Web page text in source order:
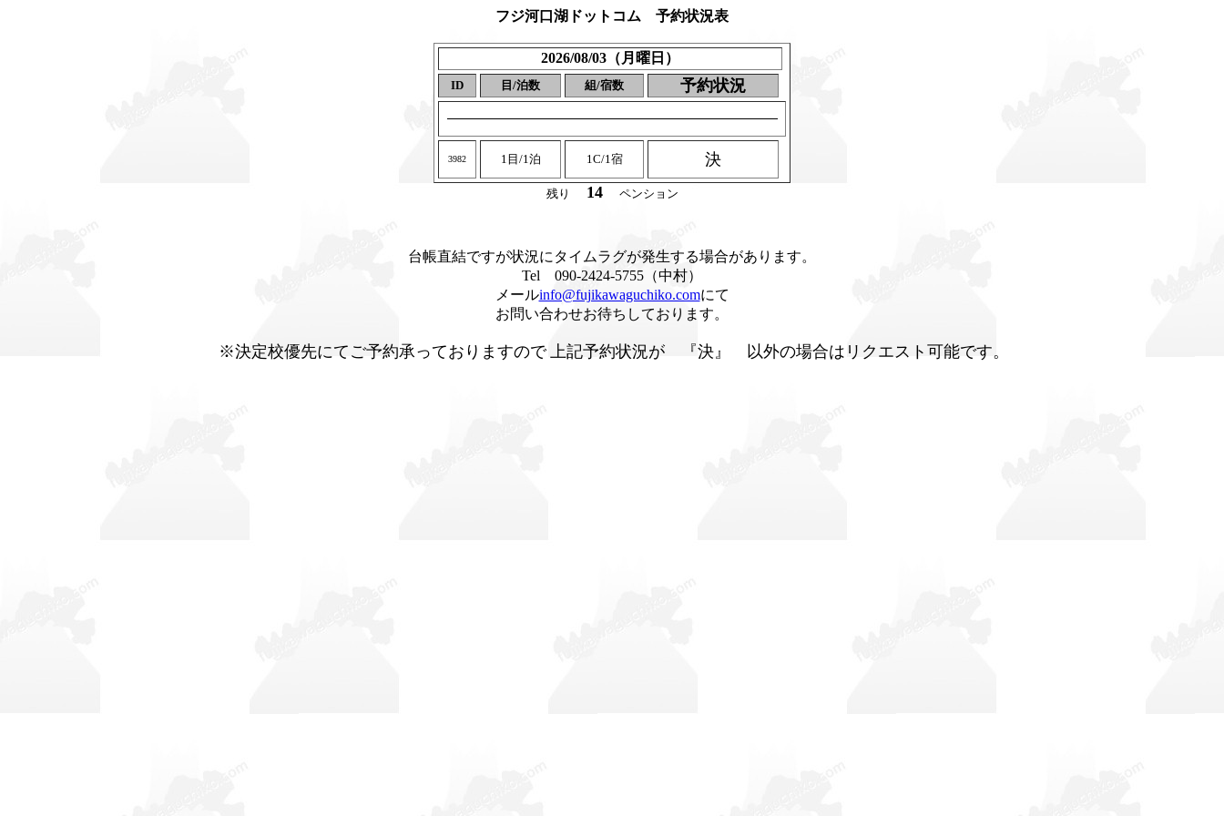
フジ河口湖ドットコム 予約状況表
2026/08/03（月曜日）
ID 目/泊数 組/宿数 予約状況
3982 1目/1泊 1C/1宿 決
残り 14 ペンション
台帳直結ですが状況にタイムラグが発生する場合があります。
Tel 090-2424-5755（中村）
メールinfo@fujikawaguchiko.comにて
お問い合わせお待ちしております。
※決定校優先にてご予約承っておりますので 上記予約状況が 『決』 以外の場合はリクエスト可能です。